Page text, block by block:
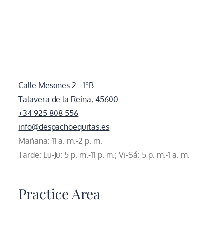
Calle Mesones 2 - 1ºB
Talavera de la Reina, 45600
+34 925 808 556
info@despachoequitas.es
Mañana: 11 a. m.-2 p. m.
Tarde: Lu-Ju: 5 p. m.-11 p. m.; Vi-Sá: 5 p. m.-1 a. m.
Practice Area